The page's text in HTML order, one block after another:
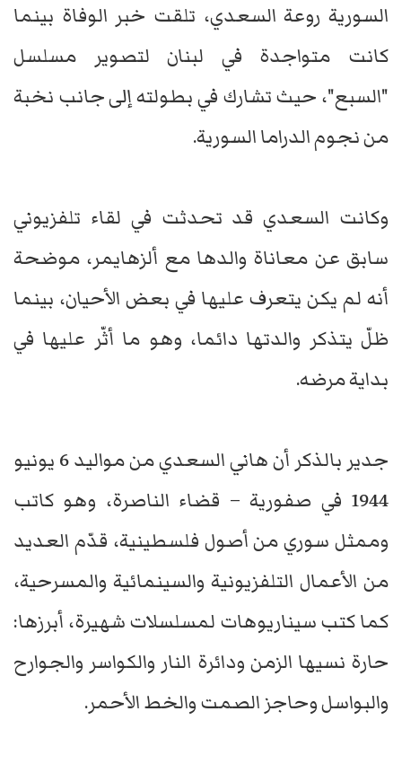
السورية روعة السعدي، تلقت خبر الوفاة بينما
كانت متواجدة في لبنان لتصوير مسلسل
"السبع"، حيث تشارك في بطولته إلى جانب نخبة
من نجوم الدراما السورية.
وكانت السعدي قد تحدثت في لقاء تلفزيوني
سابق عن معاناة والدها مع ألزهايمر، موضحة
أنه لم يكن يتعرف عليها في بعض الأحيان، بينما
ظلّ يتذكر والدتها دائما، وهو ما أثّر عليها في
بداية مرضه.
جدير بالذكر أن هاني السعدي من مواليد 6 يونيو
1944 في صفورية – قضاء الناصرة، وهو كاتب
وممثل سوري من أصول فلسطينية، قدّم العديد
من الأعمال التلفزيونية والسينمائية والمسرحية،
كما كتب سيناريوهات لمسلسلات شهيرة، أبرزها:
حارة نسيها الزمن ودائرة النار والكواسر والجوارح
والبواسل وحاجز الصمت والخط الأحمر.